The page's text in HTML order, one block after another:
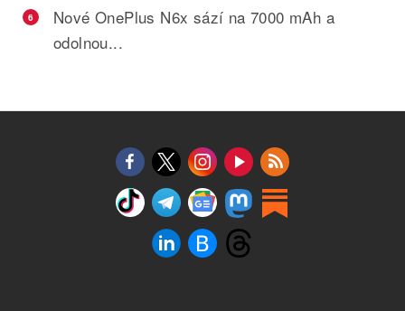
6
Nové OnePlus N6x sází na 7000 mAh a
odolnou...